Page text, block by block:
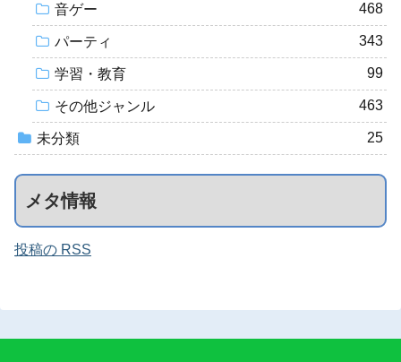
音ゲー 468
パーティ 343
学習・教育 99
その他ジャンル 463
未分類 25
メタ情報
投稿の RSS